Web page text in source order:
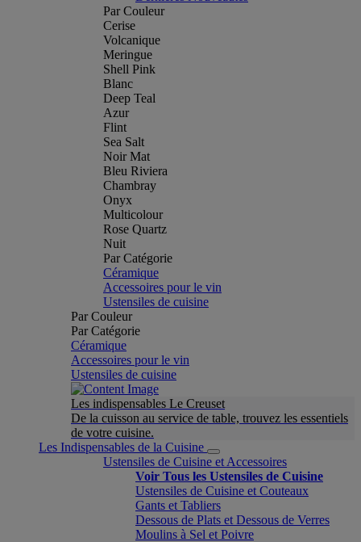
Par Couleur
Cerise
Volcanique
Meringue
Shell Pink
Blanc
Deep Teal
Azur
Flint
Sea Salt
Noir Mat
Bleu Riviera
Chambray
Onyx
Multicolour
Rose Quartz
Nuit
Par Catégorie
Céramique
Accessoires pour le vin
Ustensiles de cuisine
Par Couleur
Par Catégorie
Céramique
Accessoires pour le vin
Ustensiles de cuisine
Les indispensables Le Creuset
De la cuisson au service de table, trouvez les essentiels
de votre cuisine.
Les Indispensables de la Cuisine
Ustensiles de Cuisine et Accessoires
Voir Tous les Ustensiles de Cuisine
Ustensiles de Cuisine et Couteaux
Gants et Tabliers
Dessous de Plats et Dessous de Verres
Moulins à Sel et Poivre